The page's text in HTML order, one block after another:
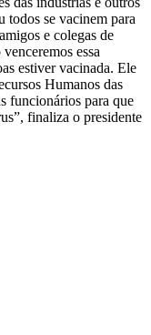
se vacinem para
e colegas de
essa
estiver vacinada. Ele
Humanos das
funcionários para que
finaliza o presidente